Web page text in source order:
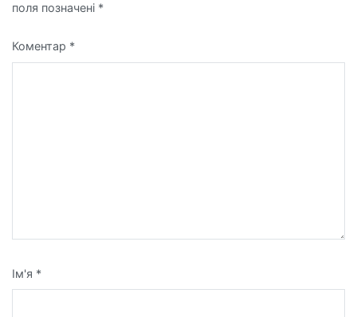
поля позначені *
Коментар *
Ім'я *